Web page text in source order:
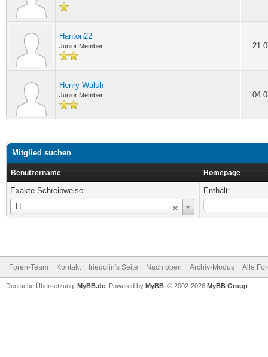
Hanton22
Junior Member
Henry Walsh
Junior Member
Mitglied suchen
Benutzername Homepage
Exakte Schreibweise:
H
Benutzername
Enthält:
Foren-Team Kontakt friedolin's Seite Nach oben Archiv-Modus Alle
Deutsche Übersetzung: MyBB.de , Powered by MyBB , © 2002-2026 MyBB Group